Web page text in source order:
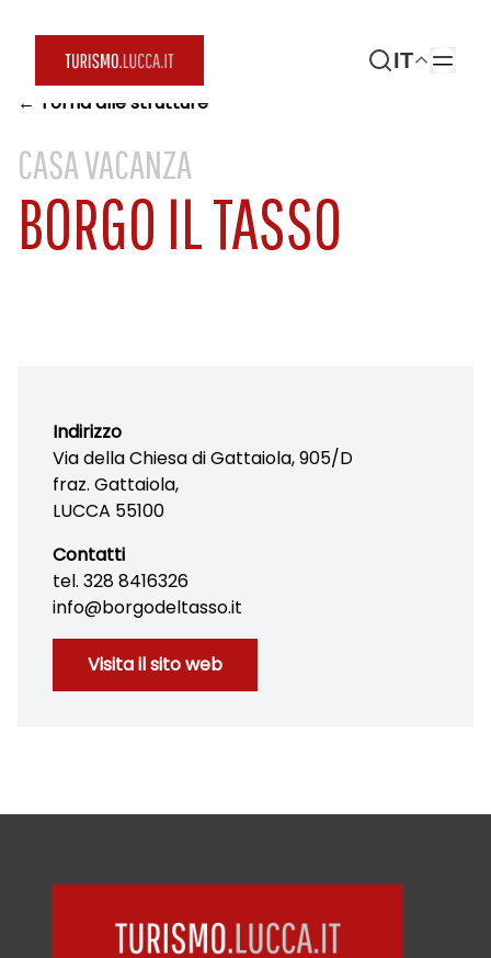
IT
← Torna alle strutture
CASA VACANZA
BORGO IL TASSO
Indirizzo
Via della Chiesa di Gattaiola, 905/D
fraz. Gattaiola,
LUCCA 55100
Contatti
tel. 328 8416326
info@borgodeltasso.it
Visita il sito web